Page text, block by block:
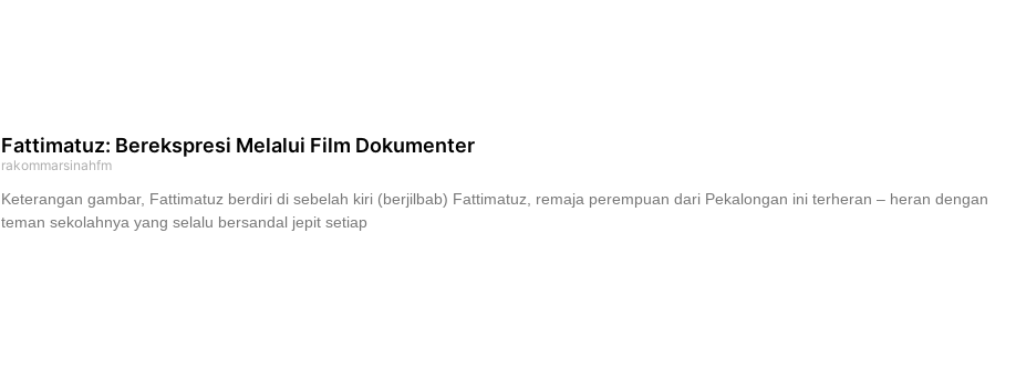
Fattimatuz: Berekspresi Melalui Film Dokumenter
rakommarsinahfm
Keterangan gambar, Fattimatuz berdiri di sebelah kiri (berjilbab) Fattimatuz, remaja perempuan dari Pekalongan ini terheran – heran dengan
teman sekolahnya yang selalu bersandal jepit setiap